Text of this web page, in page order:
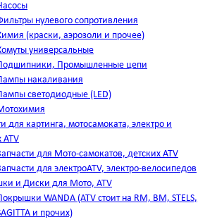
нулевого сопротивления
(краски, аэрозоли и прочее)
универсальные
Промышленные цепи
накаливания
светодиодные (LED)
для картинга, мотосамоката, электро и
ATV
для Мото-самокатов, детских ATV
для электроATV, электро-велосипедов
и Диски для Мото, ATV
WANDA (АТV стоит на RM, BM, STELS,
и прочих)